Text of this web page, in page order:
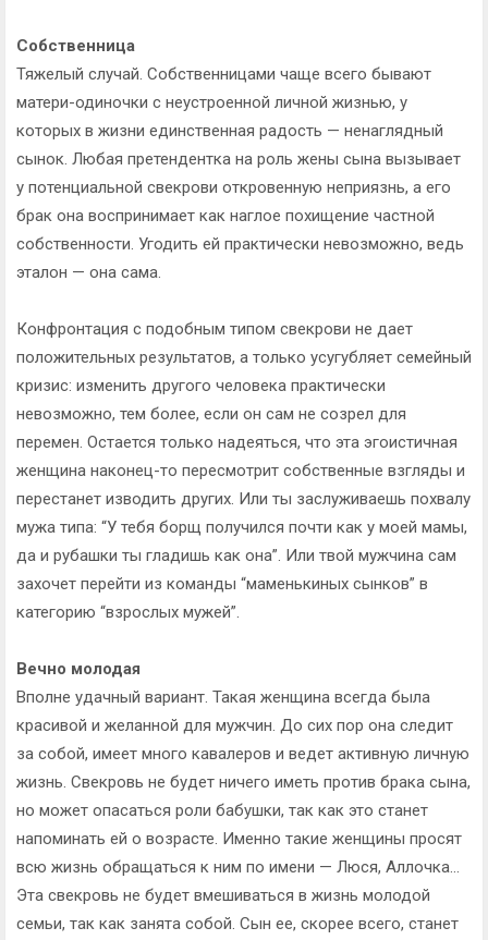
Собственница
Тяжелый случай. Собственницами чаще всего бывают
матери-одиночки с неустроенной личной жизнью, у
которых в жизни единственная радость — ненаглядный
сынок. Любая претендентка на роль жены сына вызывает
у потенциальной свекрови откровенную неприязнь, а его
брак она воспринимает как наглое похищение частной
собственности. Угодить ей практически невозможно, ведь
эталон — она сама.
Конфронтация с подобным типом свекрови не дает
положительных результатов, а только усугубляет семейный
кризис: изменить другого человека практически
невозможно, тем более, если он сам не созрел для
перемен. Остается только надеяться, что эта эгоистичная
женщина наконец-то пересмотрит собственные взгляды и
перестанет изводить других. Или ты заслуживаешь похвалу
мужа типа: “У тебя борщ получился почти как у моей мамы,
да и рубашки ты гладишь как она”. Или твой мужчина сам
захочет перейти из команды “маменькиных сынков” в
категорию “взрослых мужей”.
Вечно молодая
Вполне удачный вариант. Такая женщина всегда была
красивой и желанной для мужчин. До сих пор она следит
за собой, имеет много кавалеров и ведет активную личную
жизнь. Свекровь не будет ничего иметь против брака сына,
но может опасаться роли бабушки, так как это станет
напоминать ей о возрасте. Именно такие женщины просят
всю жизнь обращаться к ним по имени — Люся, Аллочка…
Эта свекровь не будет вмешиваться в жизнь молодой
семьи, так как занята собой. Сын ее, скорее всего, станет